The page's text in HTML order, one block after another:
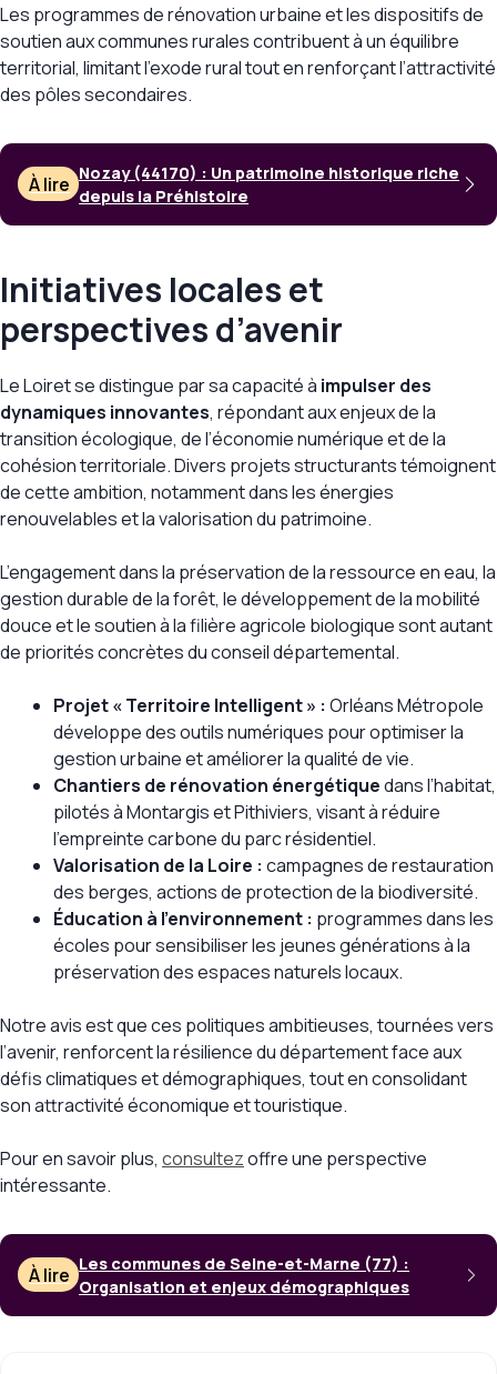
Les programmes de rénovation urbaine et les dispositifs de
soutien aux communes rurales contribuent à un équilibre
territorial, limitant l’exode rural tout en renforçant l’attractivité
des pôles secondaires.
À lire Nozay (44170) : Un patrimoine historique riche
depuis la Préhistoire
Initiatives locales et
perspectives d’avenir
Le Loiret se distingue par sa capacité à impulser des
dynamiques innovantes, répondant aux enjeux de la
transition écologique, de l’économie numérique et de la
cohésion territoriale. Divers projets structurants témoignent
de cette ambition, notamment dans les énergies
renouvelables et la valorisation du patrimoine.
L’engagement dans la préservation de la ressource en eau, la
gestion durable de la forêt, le développement de la mobilité
douce et le soutien à la filière agricole biologique sont autant
de priorités concrètes du conseil départemental.
Projet « Territoire Intelligent » : Orléans Métropole
développe des outils numériques pour optimiser la
gestion urbaine et améliorer la qualité de vie.
Chantiers de rénovation énergétiquedans l’habitat,
pilotés à Montargis et Pithiviers, visant à réduire
l’empreinte carbone du parc résidentiel.
Valorisation de la Loire : campagnes de restauration
des berges, actions de protection de la biodiversité.
Éducation à l’environnement : programmes dans les
écoles pour sensibiliser les jeunes générations à la
préservation des espaces naturels locaux.
Notre avis est que ces politiques ambitieuses, tournées vers
l’avenir, renforcent la résilience du département face aux
défis climatiques et démographiques, tout en consolidant
son attractivité économique et touristique.
Pour en savoir plus, consultezoffre une perspective
intéressante.
À lire Les communes de Seine-et-Marne (77) :
Organisation et enjeux démographiques